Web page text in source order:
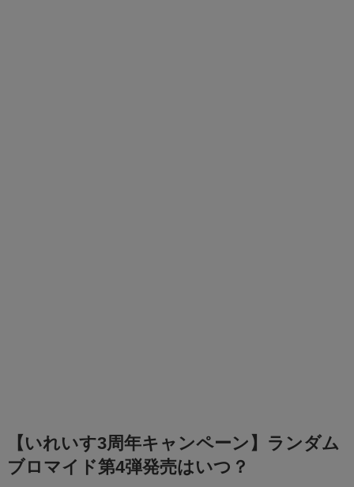
【いれいす3周年キャンペーン】ランダム
ブロマイド第4弾発売はいつ？